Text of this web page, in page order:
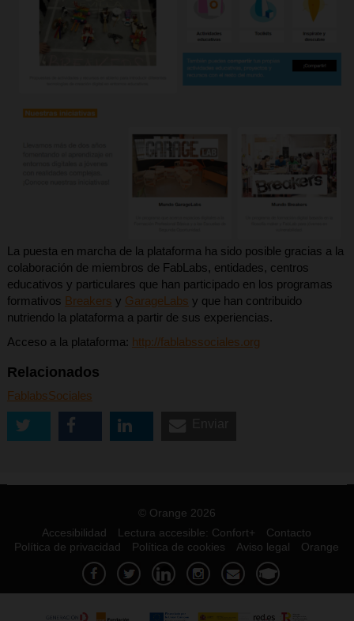
La puesta en marcha de la plataforma ha sido posible gracias a la
colaboración de miembros de FabLabs, entidades, centros
educativos y particulares que han participado en los programas
formativos Breakers y GarageLabs y que han contribuido
nutriendo la plataforma a partir de sus experiencias.
Acceso a la plataforma: http://fablabssociales.org
Relacionados
FablabsSociales
© Orange 2026
Accesibilidad
Lectura accesible: Confort+
Contacto
Política de privacidad
Política de cookies Aviso legal Orange